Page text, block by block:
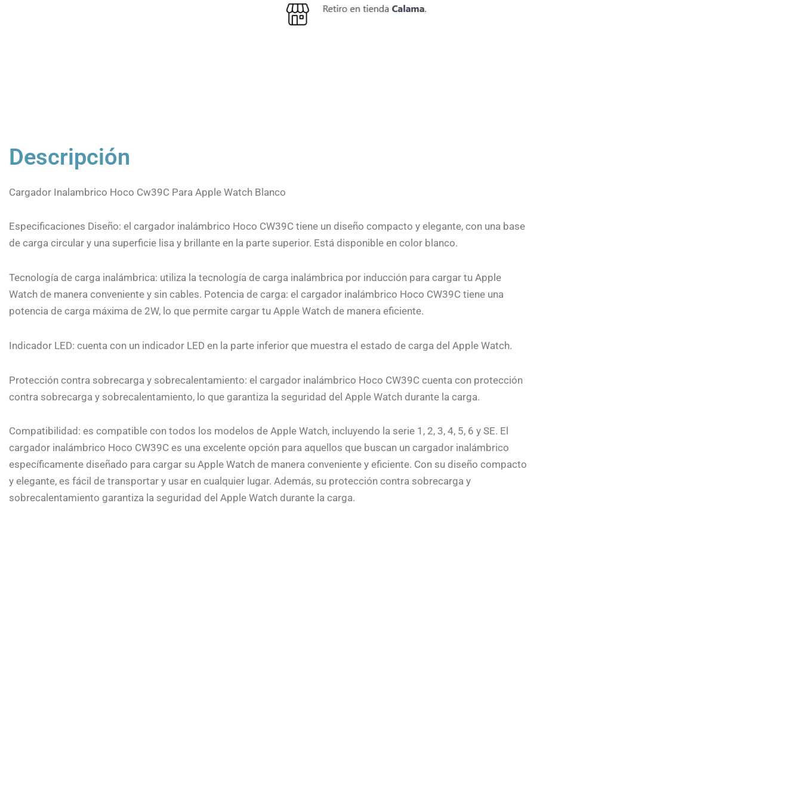
Descripción
Cargador Inalambrico Hoco Cw39C Para Apple Watch Blanco
Especificaciones Diseño: el cargador inalámbrico Hoco CW39C tiene un diseño compacto y elegante, con una base
de carga circular y una superficie lisa y brillante en la parte superior. Está disponible en color blanco.
Tecnología de carga inalámbrica: utiliza la tecnología de carga inalámbrica por inducción para cargar tu Apple
Watch de manera conveniente y sin cables. Potencia de carga: el cargador inalámbrico Hoco CW39C tiene una
potencia de carga máxima de 2W, lo que permite cargar tu Apple Watch de manera eficiente.
Indicador LED: cuenta con un indicador LED en la parte inferior que muestra el estado de carga del Apple Watch.
Protección contra sobrecarga y sobrecalentamiento: el cargador inalámbrico Hoco CW39C cuenta con protección
contra sobrecarga y sobrecalentamiento, lo que garantiza la seguridad del Apple Watch durante la carga.
Compatibilidad: es compatible con todos los modelos de Apple Watch, incluyendo la serie 1, 2, 3, 4, 5, 6 y SE. El
cargador inalámbrico Hoco CW39C es una excelente opción para aquellos que buscan un cargador inalámbrico
específicamente diseñado para cargar su Apple Watch de manera conveniente y eficiente. Con su diseño compacto
y elegante, es fácil de transportar y usar en cualquier lugar. Además, su protección contra sobrecarga y
sobrecalentamiento garantiza la seguridad del Apple Watch durante la carga.